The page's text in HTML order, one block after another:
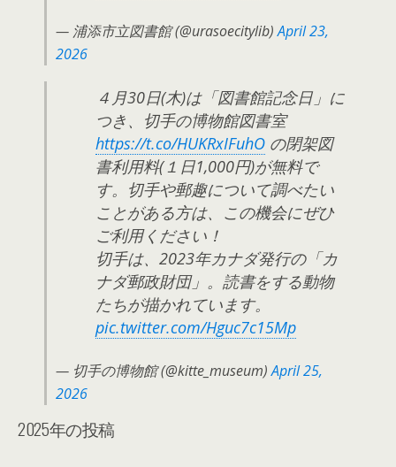
— 浦添市立図書館 (@urasoecitylib)April 23,
2026
４月30日(木)は「図書館記念日」に
つき、切手の博物館図書室
https://t.co/HUKRxIFuhO の閉架図
書利用料(１日1,000円)が無料で
す。切手や郵趣について調べたい
ことがある方は、この機会にぜひ
ご利用ください！
切手は、2023年カナダ発行の「カ
ナダ郵政財団」。読書をする動物
たちが描かれています。
pic.twitter.com/Hguc7c15Mp
— 切手の博物館 (@kitte_museum)April 25,
2026
2025年の投稿